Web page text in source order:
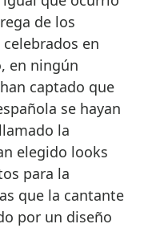
de los
en
en ningún
captado que
se hayan
la
elegido looks
para la
que la cantante
por un diseño